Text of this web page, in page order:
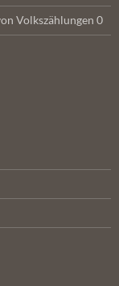
Volkszählungen 0